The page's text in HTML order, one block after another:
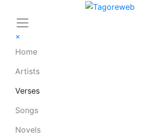
×
Home
Artists
Verses
Songs
Novels